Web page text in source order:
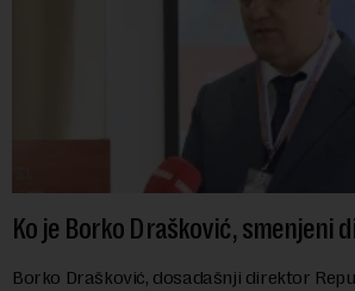
Ko je Borko Drašković, smenjeni
Borko Drašković, dosadašnji direktor